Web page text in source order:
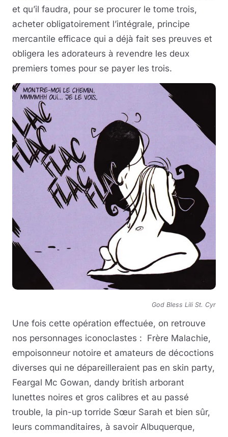
et qu’il faudra, pour se procurer le tome trois,
acheter obligatoirement l’intégrale, principe
mercantile efficace qui a déjà fait ses preuves et
obligera les adorateurs à revendre les deux
premiers tomes pour se payer les trois.
God Bless Lili St. Cyr
Une fois cette opération effectuée, on retrouve
nos personnages iconoclastes : Frère Malachie,
empoisonneur notoire et amateurs de décoctions
diverses qui ne dépareilleraient pas en skin party,
Feargal Mc Gowan, dandy british arborant
lunettes noires et gros calibres et au passé
trouble, la pin-up torride Sœur Sarah et bien sûr,
leurs commanditaires, à savoir Albuquerque,